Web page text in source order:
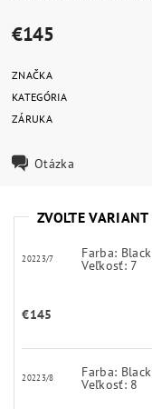
€145
ZNAČKA
KATEGÓRIA
ZÁRUKA
Otázka
ZVOĽTE VARIANT
20223/7 Farba: Black
Veľkosť: 7
€145
20223/8 Farba: Black
Veľkosť: 8